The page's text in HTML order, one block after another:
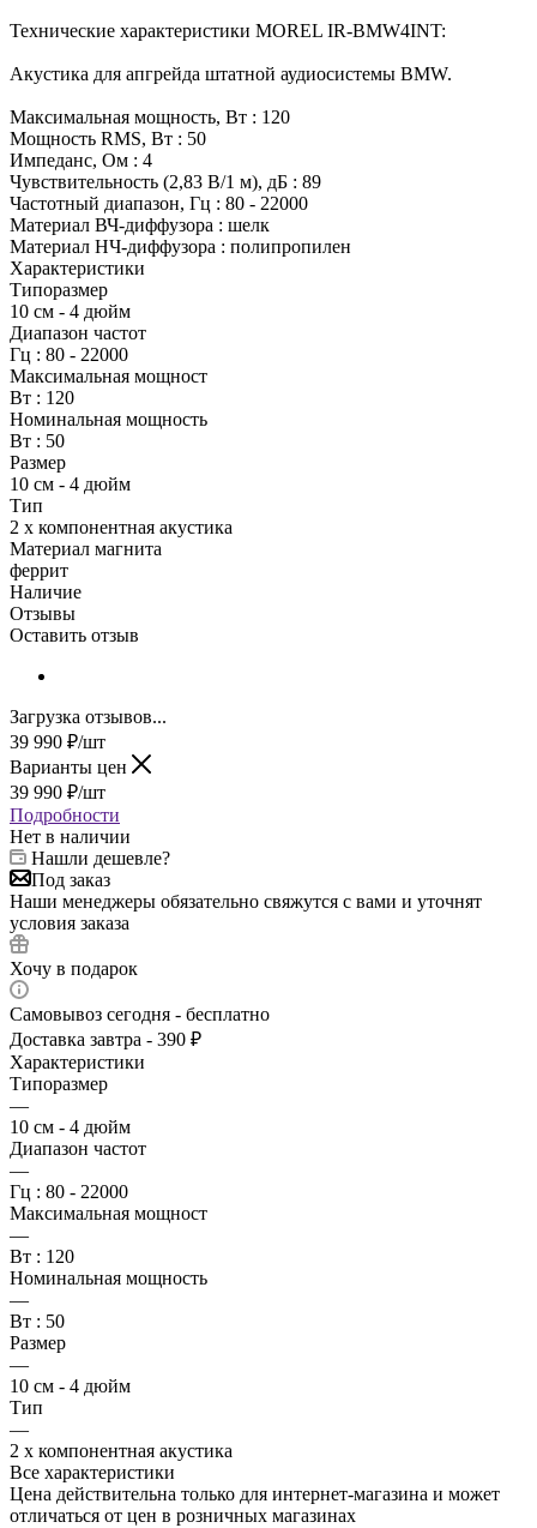
Технические характеристики MOREL IR-BMW4INT:
Акустика для апгрейда штатной аудиосистемы BMW.
Максимальная мощность, Вт : 120
Мощность RMS, Вт : 50
Импеданс, Ом : 4
Чувствительность (2,83 В/1 м), дБ : 89
Частотный диапазон, Гц : 80 - 22000
Материал ВЧ-диффузора : шелк
Материал НЧ-диффузора : полипропилен
Характеристики
Типоразмер
10 см - 4 дюйм
Диапазон частот
Гц : 80 - 22000
Максимальная мощност
Вт : 120
Номинальная мощность
Вт : 50
Размер
10 см - 4 дюйм
Тип
2 х компонентная акустика
Материал магнита
феррит
Наличие
Отзывы
Оставить отзыв
Загрузка отзывов...
39 990 ₽/шт
Варианты цен
39 990 ₽/шт
Подробности
Нет в наличии
Нашли дешевле?
Под заказ
Наши менеджеры обязательно свяжутся с вами и уточнят
условия заказа
Хочу в подарок
Самовывоз сегодня - бесплатно
Доставка завтра - 390 ₽
Характеристики
Типоразмер
—
10 см - 4 дюйм
Диапазон частот
—
Гц : 80 - 22000
Максимальная мощност
—
Вт : 120
Номинальная мощность
—
Вт : 50
Размер
—
10 см - 4 дюйм
Тип
—
2 х компонентная акустика
Все характеристики
Цена действительна только для интернет-магазина и может
отличаться от цен в розничных магазинах